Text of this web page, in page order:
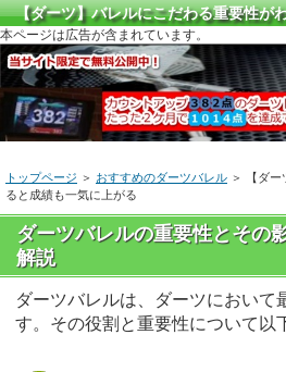
【ダーツ】バレルにこだわる重要性が
本ページは広告が含まれています。
トップページ ＞ おすすめのダーツバレル ＞ 【ダ
ると成績も一気に上がる
ダーツバレルの重要性とその
解説
ダーツバレルは、ダーツにおいて
す。その役割と重要性について以